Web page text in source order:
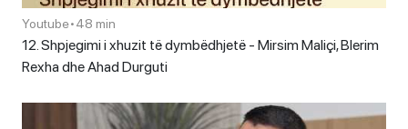
Youtube•48 min
12. Shpjegimi i xhuzit të dymbëdhjetë - Mirsim Maliçi, Blerim
Rexha dhe Ahad Durguti